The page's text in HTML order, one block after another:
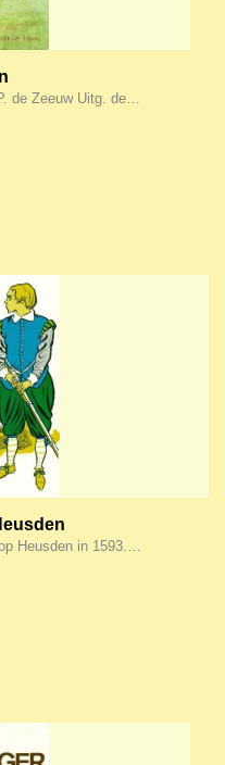
de Zeeuw Uitg. de…
Heusden in 1593.…